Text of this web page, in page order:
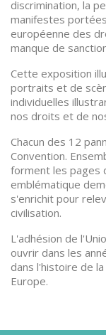
discrimination, la
manifestes
européenne des
manque de
Cette exposition
portraits et de
individuelles
nos droits et de
Chacun des 12
Convention.
forment les pages
emblématique
s'enrichit pour
civilisation.
L'adhésion de
ouvrir dans les
dans l'histoire de
Europe.